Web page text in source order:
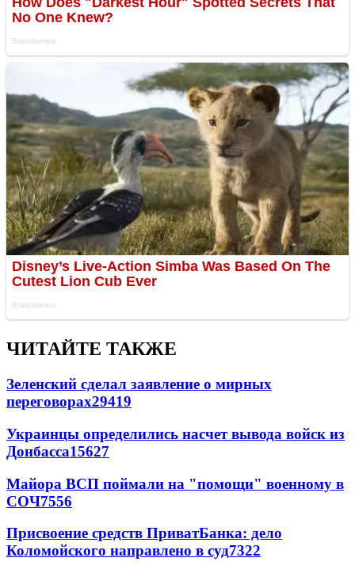
ЧИТАЙТЕ ТАКЖЕ
Зеленский сделал заявление о мирных
переговорах29419
Украинцы определились насчет вывода войск из
Донбасса15627
Майора ВСП поймали на "помощи" военному в
СОЧ7556
Присвоение средств ПриватБанка: дело
Коломойского направлено в суд7322